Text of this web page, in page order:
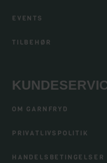
EVENTS
TILBEHØR
OM GARNFRYD
PRIVATLIVSPOLITIK
HANDELSBETINGELSER